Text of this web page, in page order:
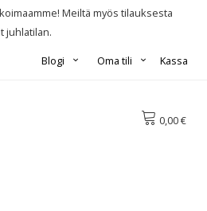
Meiltä myös tilauksesta
juhlatilan.
Kassa
Oma tili
Blogi
0,00 €